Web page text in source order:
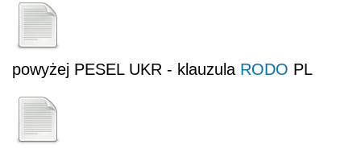
powyżej PESEL UKR - klauzula RODO PL